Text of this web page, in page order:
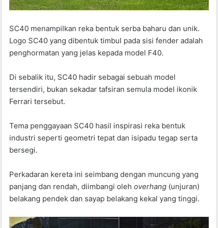
SC40 menampilkan reka bentuk serba baharu dan unik.
Logo SC40 yang dibentuk timbul pada sisi fender adalah
penghormatan yang jelas kepada model F40.
Di sebalik itu, SC40 hadir sebagai sebuah model
tersendiri, bukan sekadar tafsiran semula model ikonik
Ferrari tersebut.
Tema penggayaan SC40 hasil inspirasi reka bentuk
industri seperti geometri tepat dan isipadu tegap serta
bersegi.
Perkadaran kereta ini seimbang dengan muncung yang
panjang dan rendah, diimbangi olehoverhang (unjuran)
belakang pendek dan sayap belakang kekal yang tinggi.